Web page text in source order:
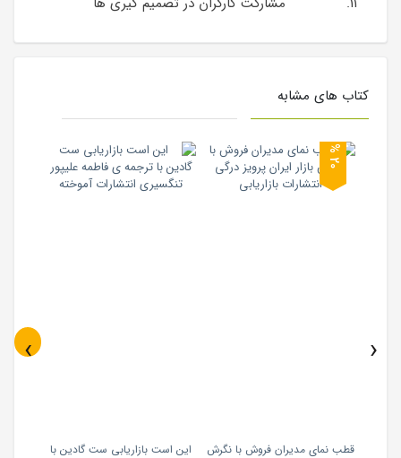
کتاب های مشابه
قطب نمای مدیران فروش با نگرش
2
0
%
این است بازاریابی ست گادین با
‹ ›